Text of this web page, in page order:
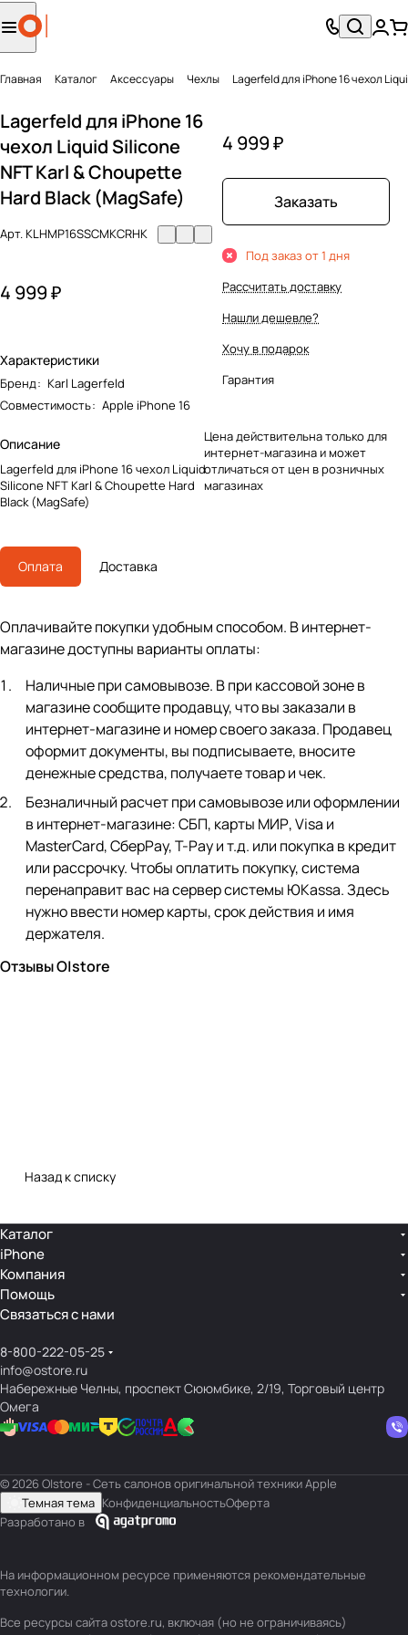
Главная Каталог Аксесcуары Чехлы Lagerfeld для iPhone 16 чехол
Lagerfeld для iPhone 16
чехол Liquid Silicone
NFT Karl & Choupette
Hard Black (MagSafe)
Арт.KLHMP16SSCMKCRHK
4 999 ₽
Характеристики
Бренд: Karl Lagerfeld
Совместимость: Apple iPhone 16
Описание
Lagerfeld для iPhone 16 чехол Liquid
Silicone NFT Karl & Choupette Hard
Black (MagSafe)
4 999 ₽
Заказать
Под заказ от 1 дня
Рассчитать доставку
Нашли дешевле?
Хочу в подарок
Гарантия
Цена действительна только для
интернет-магазина и может
отличаться от цен в розничных
магазинах
Оплата Доставка
Оплачивайте покупки удобным способом. В интернет-
магазине доступны варианты оплаты:
Наличные при самовывозе. В при кассовой зоне в
магазине сообщите продавцу, что вы заказали в
интернет-магазине и номер своего заказа. Продавец
оформит документы, вы подписываете, вносите
денежные средства, получаете товар и чек.
Безналичный расчет при самовывозе или оформлении
в интернет-магазине: СБП, карты МИР, Visa и
MasterCard, СберPay, Т-Pay и т.д. или покупка в кредит
или рассрочку. Чтобы оплатить покупку, система
перенаправит вас на сервер системы ЮKassa. Здесь
нужно ввести номер карты, срок действия и имя
держателя.
Отзывы O|store
Назад к списку
Каталог
iPhone
Компания
Помощь
Связаться с нами
8-800-222-05-25
info@ostore.ru
Набережные Челны, проспект Сююмбике, 2/19, Торговый центр
Омега
© 2026 O|store - Сеть салонов оригинальной техники Apple
Темная тема КонфиденциальностьОферта
Разработано в
На информационном ресурсе применяются рекомендательные
технологии.
Все ресурсы сайта ostore.ru, включая (но не ограничиваясь)